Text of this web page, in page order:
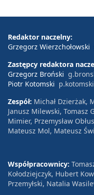
Redaktor naczelny:
Grzegorz Wierzchołowski
Zastępcy redaktora
Grzegorz Broński
Piotr Kotomski
Zespół: Michał Dzierżak,
Janusz Milewski, Tomasz
Mimier, Przemysław
Mateusz Mol, Mateusz
Współpracownicy:
Kołodziejczyk, Hubert
Przemyłski, Natalia